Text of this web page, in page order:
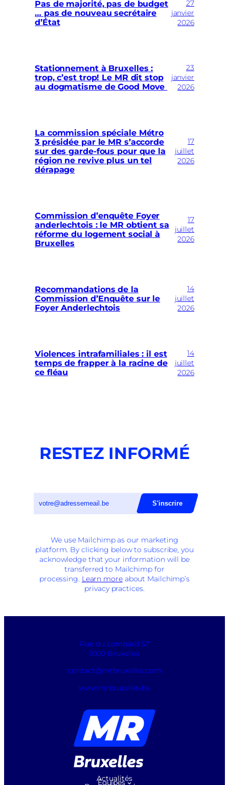
Pas de majorité, pas de budget
… pas de nouveau secrétaire
d’État
27
janvier
2026
Stationnement à Bruxelles :
trop, c’est trop! Le MR dit stop
au dogmatisme de Good Move
23
janvier
2026
La commission spéciale Métro
3 présidée par le MR s’accorde
sur des garde-fous pour que la
région ne revive plus un tel
dérapage
17
juillet
2026
Commission d’enquête Foyer
anderlechtois : le MR obtient sa
réforme du logement social à
Bruxelles
17
juillet
2026
Recommandations de la
Commission d’Enquête sur le
Foyer Anderlechtois
14
juillet
2026
Violences intrafamiliales : il est
temps de frapper à la racine de
ce fléau
14
juillet
2026
RESTEZ INFORMÉ
We use Mailchimp as our marketing
platform. By clicking below to subscribe, you
acknowledge that your information will be
transferred to Mailchimp for
processing. Learn moreabout Mailchimp’s
privacy practices.
Rue du Lombard 57
1000 Bruxelles
contact@mrbruxelles.com
www.mrbruxelles.be
Actualités
Équipes